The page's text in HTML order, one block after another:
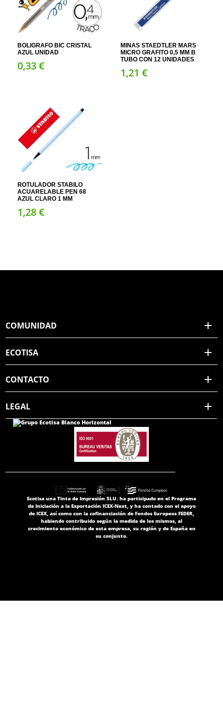
BOLIGRAFO BIC CRISTAL
AZUL UNIDAD
0,33 €
MINAS STAEDTLER MARS
MICRO GRAFITO 0,5 MM B
TUBO CON 12 UNIDADES
1,21 €
ROTULADOR STABILO
ACUARELABLE PEN 68
AZUL CLARO 1 MM
1,28 €
COMUNIDAD
ECOTISA
CONTACTO
LEGAL
Ecotisa una Tinta de Impresión SLU. ha participado en el Programa
de Iniciación a la Exportación ICEX-Next, y ha contado con el apoyo
de ICEX, así como con la cofinanciación de Fondos Europeos FEDER,
habiendo contribuido según la medida de los mismos, al
crecimiento económico de esta empresa, su región y de España en
su conjunto.